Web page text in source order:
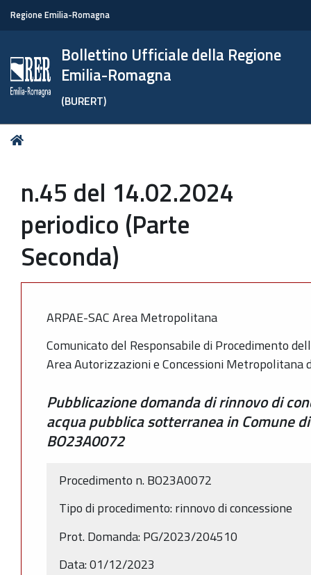
Regione Emilia-Romagna
Bollettino Ufficiale della Regione
Emilia-Romagna
(BURERT)
Tu
n.45 del 14.02.2024
periodico (Parte
Seconda)
ARPAE-SAC Area Metropolitana
Comunicato del Responsabile di Procedimento
Area Autorizzazioni e Concessioni Metropolitana
Pubblicazione domanda di rinnovo di
acqua pubblica sotterranea in Comune
BO23A0072
Procedimento n. BO23A0072
Tipo di procedimento: rinnovo di concessione
Prot. Domanda: PG/2023/204510
Data: 01/12/2023